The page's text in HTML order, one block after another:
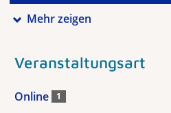
Mehr zeigen
Veranstaltungsart
Online 1